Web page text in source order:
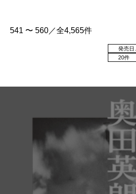
541 〜 560／全4,565件
20件